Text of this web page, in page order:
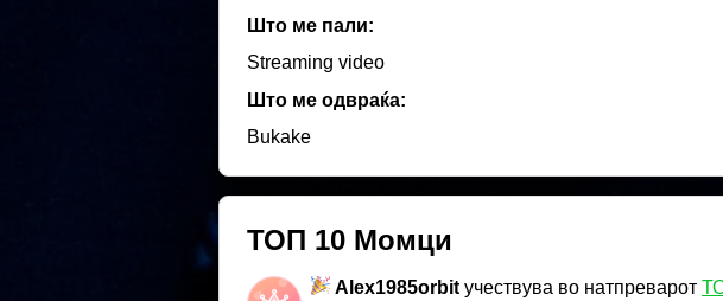
Што ме пали:
Streaming video
Што ме одвраќа:
Bukake
ТОП 10 Момци
Alex1985orbit учествува во натпреварот